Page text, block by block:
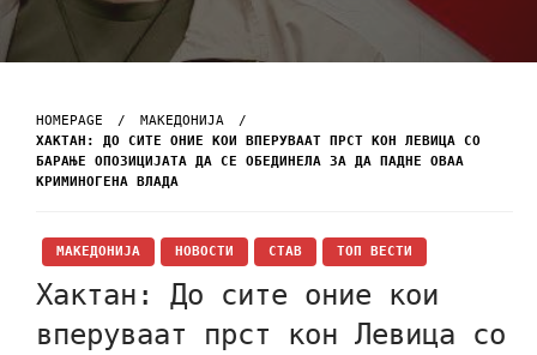
HOMEPAGE
МАКЕДОНИЈА
ХАКТАН: ДО СИТЕ ОНИЕ КОИ ВПЕРУВААТ ПРСТ КОН ЛЕВИЦА СО
БАРАЊЕ ОПОЗИЦИЈАТА ДА СЕ ОБЕДИНЕЛА ЗА ДА ПАДНЕ ОВАА
КРИМИНОГЕНА ВЛАДА
МАКЕДОНИЈА НОВОСТИ СТАВ ТОП ВЕСТИ
Хактан: До сите оние кои
вперуваат прст кон Левица со